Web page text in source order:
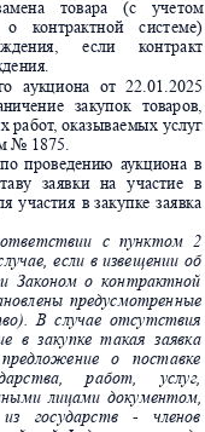
ена товара (с учетом
о контрактной системе)
ия, если контракт
я.
аукциона от 22.01.2025
ение закупок товаров,
х работ, оказываемых услуг
№ 1875.
по проведению аукциона в
аву заявки на участие
в
участия в закупке заявка
тветствии с пунктом
2
чае, если в извещении об
и Законом о контрактной
овлены предусмотренные
В случае отсутствия
в закупке такая заявка
редложение   о   поставке
тва, работ,
услуг,
ыми лицами документом,
из государств - членов